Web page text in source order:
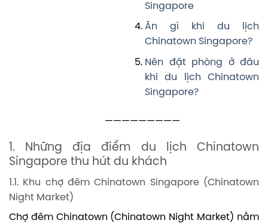
Singapore
Ăn gì khi du lịch
Chinatown Singapore?
Nên đặt phòng ở đâu
khi du lịch Chinatown
Singapore?
—————————
1. Những địa điểm du lịch Chinatown
Singapore thu hút du khách
1.1. Khu chợ đêm Chinatown Singapore (Chinatown
Night Market)
Chợ đêm Chinatown (Chinatown Night Market) nằm